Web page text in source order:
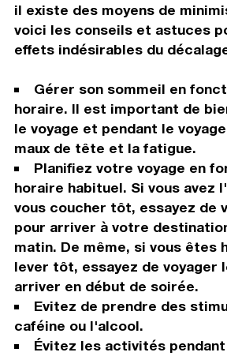
il existe des moyens de
voici les conseils et astuces
effets indésirables du
Gérer son sommeil en
horaire. Il est important de
le voyage et pendant le
maux de tête et la fatigue.
Planifiez votre voyage en
horaire habituel. Si vous avez
vous coucher tôt, essayez de
pour arriver à votre
matin. De même, si vous êtes
lever tôt, essayez de voyager
arriver en début de soirée.
Evitez de prendre des
caféine ou l'alcool.
Évitez les activités